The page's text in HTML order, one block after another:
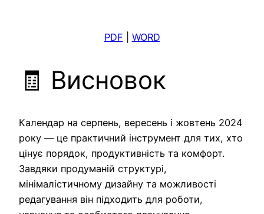
PDF WORD
🧾 Висновок
Календар на серпень, вересень і жовтень 2024
року — це практичний інструмент для тих, хто
цінує порядок, продуктивність та комфорт.
Завдяки продуманій структурі,
мінімалістичному дизайну та можливості
редагування він підходить для роботи,